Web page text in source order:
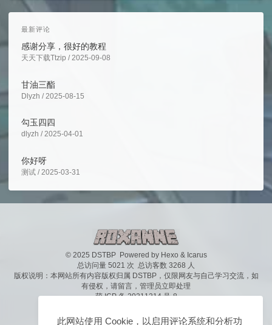
此网站使用 Cookie，以启用评论系统和分析功
最新评论
感谢分享，很好的教程
天天下载Ttzip / 2025-09-08
甘油三酯
Dlyzh / 2025-08-15
勾玉四四
dlyzh / 2025-04-01
你好呀
测试 / 2025-03-31
© 2025 DSTBPPowered by Hexo & Icarus
总访问量 5021 次 总访客数 3268 人
版权说明：本网站所有内容版权归属 DSTBP，仅限网友与自己学习交流，如
有侵权，请留言 ，管理员立即处理
萌 ICP 备 20211214 号-8